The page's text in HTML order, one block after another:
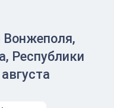
Республики